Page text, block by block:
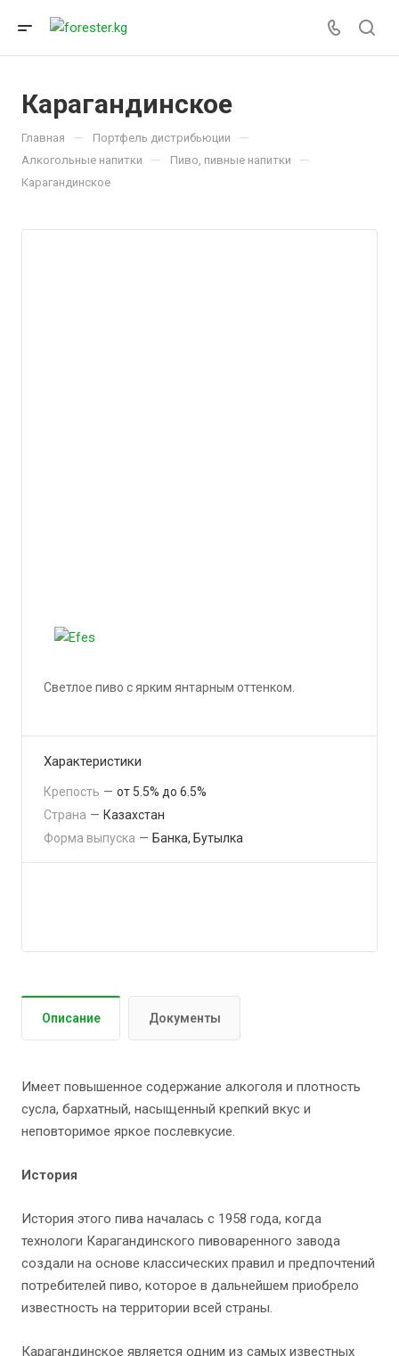
Карагандинское
Главная — Портфель дистрибьюции —
Алкогольные напитки — Пиво, пивные напитки —
Карагандинское
Светлое пиво с ярким янтарным оттенком.
Характеристики
Крепость — от 5.5% до 6.5%
Страна — Казахстан
Форма выпуска — Банка, Бутылка
Описание Документы
Имеет повышенное содержание алкоголя и плотность
сусла, бархатный, насыщенный крепкий вкус и
неповторимое яркое послевкусие.
История
История этого пива началась с 1958 года, когда
технологи Карагандинского пивоваренного завода
создали на основе классических правил и предпочтений
потребителей пиво, которое в дальнейшем приобрело
известность на территории всей страны.
Карагандинское является одним из самых известных